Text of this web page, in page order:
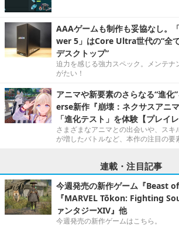
AAAゲームも制作も妥協なし。
wer 5」はCore Ultra世代の“全
デスクトップ”
迫力を感じる強力スペック。メンテナ
がたい！
アニマや新要素のさらなる“進化
erse新作『崩壊：ネクサスアニ
「進化テスト」を体験【プレイレ
さまざまなアニマとの出会いや、スキ
が増したバトルなど、本作の注目の要
連載・注目記事
今週発売の新作ゲーム『Beast
『MARVEL Tōkon: Fighting
ァンタジーXIV』他
今週発売の新作ゲームはこちら。